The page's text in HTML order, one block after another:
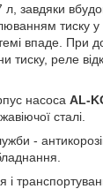
л, завдяки
тиску у
впаде. При
тиску, реле
насоса AL-
сталі.
-
і